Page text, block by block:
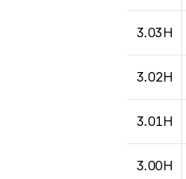
3.03H
3.02H
3.01H
3.00H